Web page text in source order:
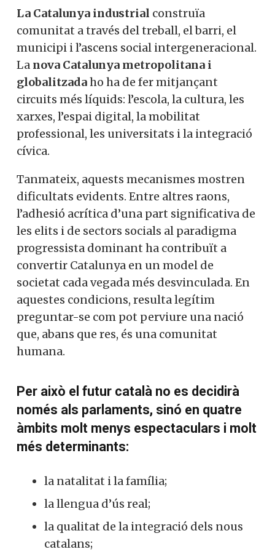
La Catalunya industrial construïa
comunitat a través del treball, el barri, el
municipi i l’ascens social intergeneracional.
La nova Catalunya metropolitana i
globalitzadaho ha de fer mitjançant
circuits més líquids: l’escola, la cultura, les
xarxes, l’espai digital, la mobilitat
professional, les universitats i la integració
cívica.
Tanmateix, aquests mecanismes mostren
dificultats evidents. Entre altres raons,
l’adhesió acrítica d’una part significativa de
les elits i de sectors socials al paradigma
progressista dominant ha contribuït a
convertir Catalunya en un model de
societat cada vegada més desvinculada. En
aquestes condicions, resulta legítim
preguntar-se com pot perviure una nació
que, abans que res, és una comunitat
humana.
Per això el futur català no es decidirà
només als parlaments, sinó en quatre
àmbits molt menys espectaculars i molt
més determinants:
la natalitat i la família;
la llengua d’ús real;
la qualitat de la integració dels nous
catalans;